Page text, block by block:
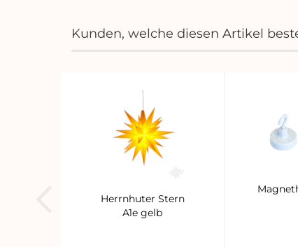
Kunden, welche diesen Artikel
Herrnhuter Stern
A1e gelb